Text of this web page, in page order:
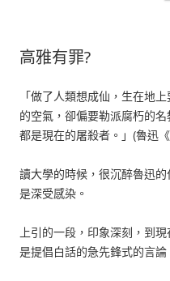
高雅有罪?
「做了人類想成仙，生在地
的空氣，卻偏要勒派腐朽的
都是現在的屠殺者。」(魯迅《
讀大學的時候，很沉醉魯迅
是深受感染。
上引的一段，印象深刻，到
是提倡白話的急先鋒式的言論